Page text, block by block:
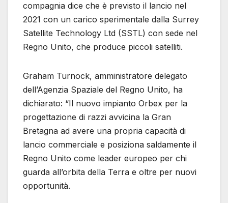
compagnia dice che è previsto il lancio nel
2021 con un carico sperimentale dalla Surrey
Satellite Technology Ltd (SSTL) con sede nel
Regno Unito, che produce piccoli satelliti.
Graham Turnock, amministratore delegato
dell’Agenzia Spaziale del Regno Unito, ha
dichiarato: “Il nuovo impianto Orbex per la
progettazione di razzi avvicina la Gran
Bretagna ad avere una propria capacità di
lancio commerciale e posiziona saldamente il
Regno Unito come leader europeo per chi
guarda all’orbita della Terra e oltre per nuovi
opportunità.